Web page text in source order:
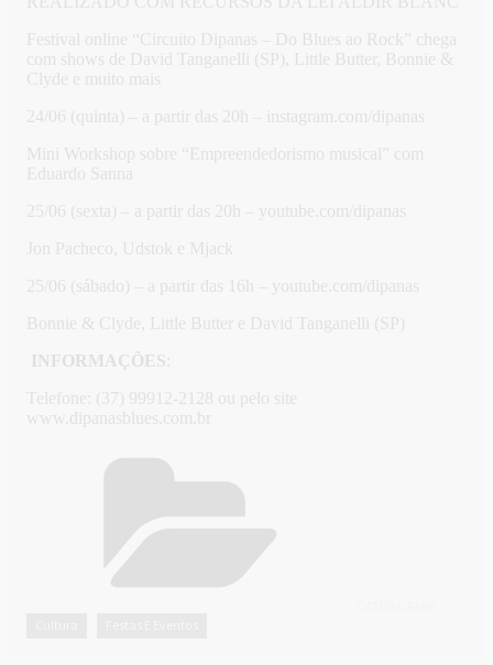
Festival online “Circuito Dipanas – Do Blues ao Rock” chega
com shows de David Tanganelli (SP), Little Butter, Bonnie &
Clyde e muito mais
24/06 (quinta) – a partir das 20h – instagram.com/dipanas
Mini Workshop sobre “Empreendedorismo musical” com
Eduardo Sanna
25/06 (sexta) – a partir das 20h – youtube.com/dipanas
Jon Pacheco, Udstok e Mjack
25/06 (sábado) – a partir das 16h – youtube.com/dipanas
Bonnie & Clyde, Little Butter e David Tanganelli (SP)
INFORMAÇÕES
Telefone: (37) 99912-2128 ou pelo site
www.dipanasblues.com.br